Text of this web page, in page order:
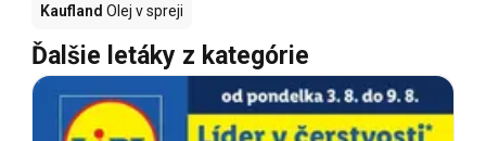
Kaufland Olej v spreji
Ďalšie letáky z kategórie